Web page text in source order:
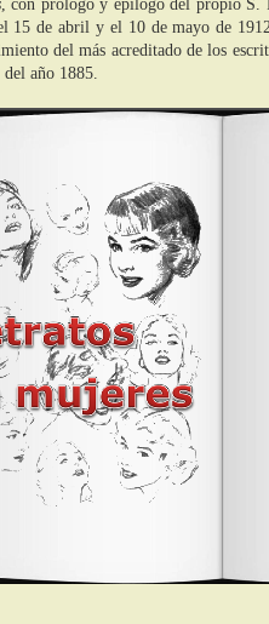
, con prólogo y epílogo del propio S.
15 de abril y el 10 de mayo de
del más acreditado de los
año 1885.